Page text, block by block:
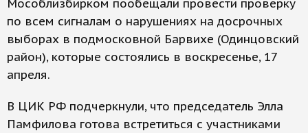
Мособлизбирком пообещали провести проверку
по всем сигналам о нарушениях на досрочных
выборах в подмосковной Барвихе (Одинцовский
район), которые состоялись в воскресенье, 17
апреля.
В ЦИК РФ подчеркнули, что председатель Элла
Памфилова готова встретиться с участниками